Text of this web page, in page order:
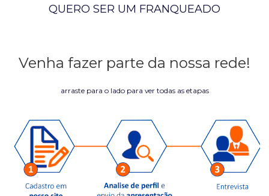
QUERO SER UM FRANQUEADO
Venha fazer parte da nossa rede!
arraste para o lado para ver todas as etapas